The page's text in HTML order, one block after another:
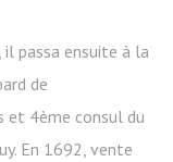
passa ensuite à la
de
et 4ème consul du
En 1692, vente